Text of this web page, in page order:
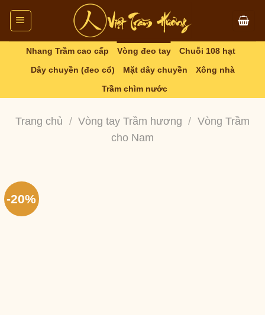
Skip
content
Nhang Trầm cao cấp Vòng đeo tay
Chuỗi 108 hạt
Dây chuyền (đeo cổ)
Mặt dây chuyền
Xông nhà
Trầm chìm nước
Trang chủ / Vòng tay Trầm hương / Vòng Trầm
cho Nam
-20%